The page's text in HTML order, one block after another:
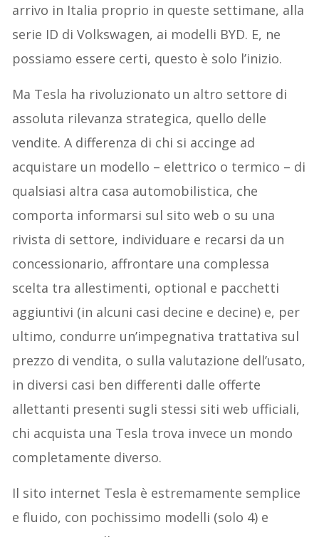
arrivo in Italia proprio in queste settimane, alla
serie ID di Volkswagen, ai modelli BYD. E, ne
possiamo essere certi, questo è solo l’inizio.
Ma Tesla ha rivoluzionato un altro settore di
assoluta rilevanza strategica, quello delle
vendite. A differenza di chi si accinge ad
acquistare un modello – elettrico o termico – di
qualsiasi altra casa automobilistica, che
comporta informarsi sul sito web o su una
rivista di settore, individuare e recarsi da un
concessionario, affrontare una complessa
scelta tra allestimenti, optional e pacchetti
aggiuntivi (in alcuni casi decine e decine) e, per
ultimo, condurre un’impegnativa trattativa sul
prezzo di vendita, o sulla valutazione dell’usato,
in diversi casi ben differenti dalle offerte
allettanti presenti sugli stessi siti web ufficiali,
chi acquista una Tesla trova invece un mondo
completamente diverso.
Il sito internet Tesla è estremamente semplice
e fluido, con pochissimo modelli (solo 4) e